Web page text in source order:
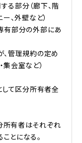
る部分（廊下、階
、外壁など）
有部分の外部にあ
、管理規約の定め
会室など）
して区分所有者全
所有者はそれぞれ
とになる。